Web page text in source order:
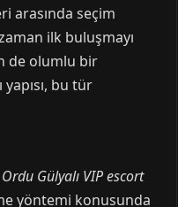
arasında seçim
ilk buluşmayı
de olumlu bir
bu tür
Ordu Gülyalı VIP escort
yöntemi konusunda